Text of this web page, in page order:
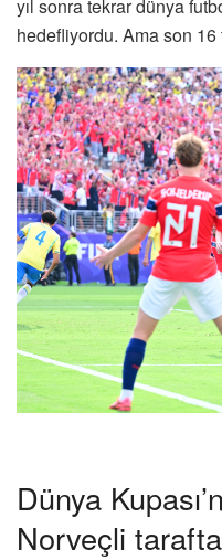
yıl sonra tekrar dünya
hedefliyordu. Ama son
Dünya
Norveçli